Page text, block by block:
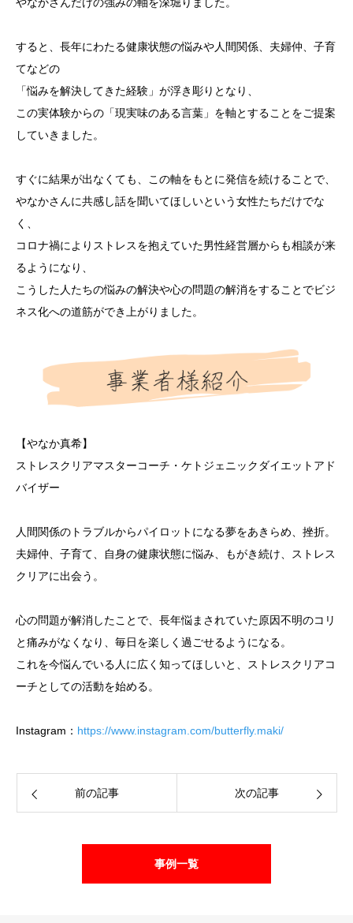
すると、長年にわたる健康状態の悩みや人間関係、夫婦仲、子育
てなどの
「悩みを解決してきた経験」が浮き彫りとなり、
この実体験からの「現実味のある言葉」を軸とすることをご提案
していきました。
すぐに結果が出なくても、この軸をもとに発信を続けることで、
やなかさんに共感し話を聞いてほしいという女性たちだけでな
く、
コロナ禍によりストレスを抱えていた男性経営層からも相談が来
るようになり、
こうした人たちの悩みの解決や心の問題の解消をすることでビジ
ネス化への道筋ができ上がりました。
【やなか真希】
ストレスクリアマスターコーチ・ケトジェニックダイエットアド
バイザー
人間関係のトラブルからパイロットになる夢をあきらめ、挫折。
夫婦仲、子育て、自身の健康状態に悩み、もがき続け、ストレス
クリアに出会う。
心の問題が解消したことで、長年悩まされていた原因不明のコリ
と痛みがなくなり、毎日を楽しく過ごせるようになる。
これを今悩んでいる人に広く知ってほしいと、ストレスクリアコ
ーチとしての活動を始める。
Instagram： https://www.instagram.com/butterfly.maki/
前の記事 次の記事
事例一覧